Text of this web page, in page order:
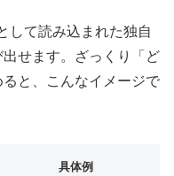
して読み込まれた独自
せます。ざっくり「ど
と、こんなイメージで
具体例